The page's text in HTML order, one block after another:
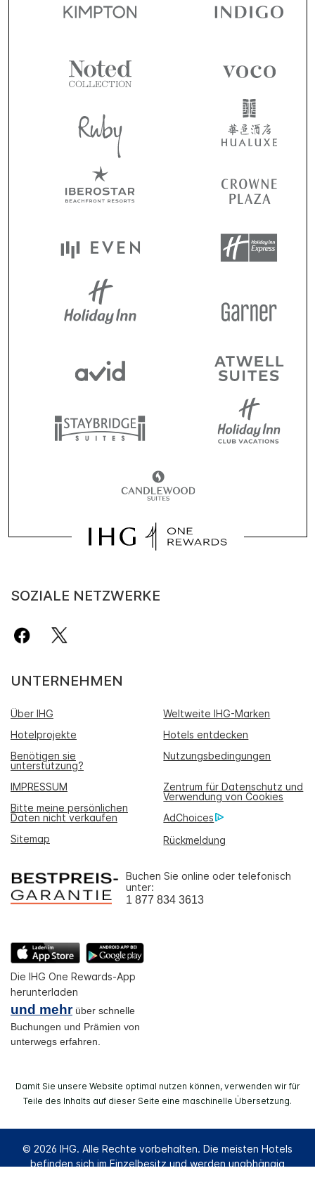
SOZIALE NETZWERKE
UNTERNEHMEN
Über IHG
Weltweite IHG-Marken
Hotelprojekte
Hotels entdecken
Benötigen sie
unterstützung?
Nutzungsbedingungen
IMPRESSUM
Zentrum für Datenschutz und
Verwendung von Cookies
Bitte meine persönlichen
Daten nicht verkaufen
AdChoices
Sitemap
Rückmeldung
Buchen Sie online oder telefonisch
unter:
1 877 834 3613
Die IHG One Rewards-App
herunterladen
und mehrüber schnelle
Buchungen und Prämien von
unterwegs erfahren.
Damit Sie unsere Website optimal nutzen können, verwenden wir für
Teile des Inhalts auf dieser Seite eine maschinelle Übersetzung.
© 2026 IHG. Alle Rechte vorbehalten. Die meisten Hotels
befinden sich im Einzelbesitz und werden unabhängig